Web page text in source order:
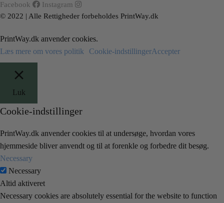
Facebook
Instagram
© 2022 | Alle Rettigheder forbeholdes PrintWay.dk
PrintWay.dk anvender cookies.
Læs mere om vores politik
Cookie-indstillingerAccepter
Luk
Cookie-indstillinger
PrintWay.dk anvender cookies til at undersøge, hvordan vores
hjemmeside bliver anvendt og til at forenkle og forbedre dit besøg.
Necessary
Necessary
Altid aktiveret
Necessary cookies are absolutely essential for the website to function